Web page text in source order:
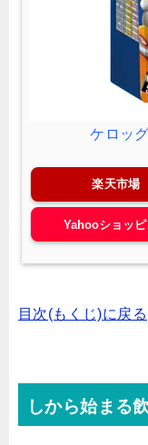
ケロッ
楽天市場
Yahooショッピ
目次(もくじ)に戻る
しから始まる